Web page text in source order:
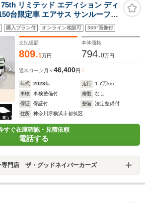
リミテッド エディション ディ
台限定車 エアサス サンルーフ
ター&クーラー 急速クーラーBOX
イ 純正サイドステップ 後席シー
グヒーター コールドクライメート
購入プラン付 オンライン相談可 360°画像付
支払総額
809.1万円
本体価格
794.0万円
通常ローン 月々46,400円
年式 2023年 走行 1.7万km
車検
車検整備付 修復
なし
保証
保証付 整備
法定整備付
住所
神奈川県横浜市都筑区
すぐ在庫確認・見積依頼
電話する
専門店 ザ・グッドネイバーカーズ